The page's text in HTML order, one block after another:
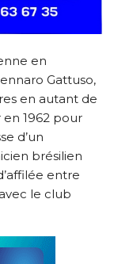
en
Gattuso,
en autant de
1962 pour
d’un
brésilien
entre
le club